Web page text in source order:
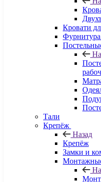
Кровати
Фурнитура
Тали
Крепёж
Назад
Крепёж
Замки и